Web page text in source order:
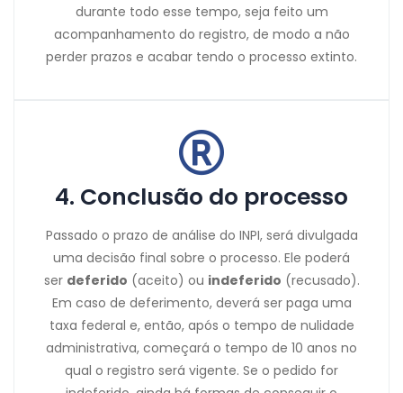
durante todo esse tempo, seja feito um
acompanhamento do registro, de modo a não
perder prazos e acabar tendo o processo extinto.
4. Conclusão do processo
Passado o prazo de análise do INPI, será divulgada
uma decisão final sobre o processo. Ele poderá
ser deferido (aceito) ou indeferido (recusado).
Em caso de deferimento, deverá ser paga uma
taxa federal e, então, após o tempo de nulidade
administrativa, começará o tempo de 10 anos no
qual o registro será vigente. Se o pedido for